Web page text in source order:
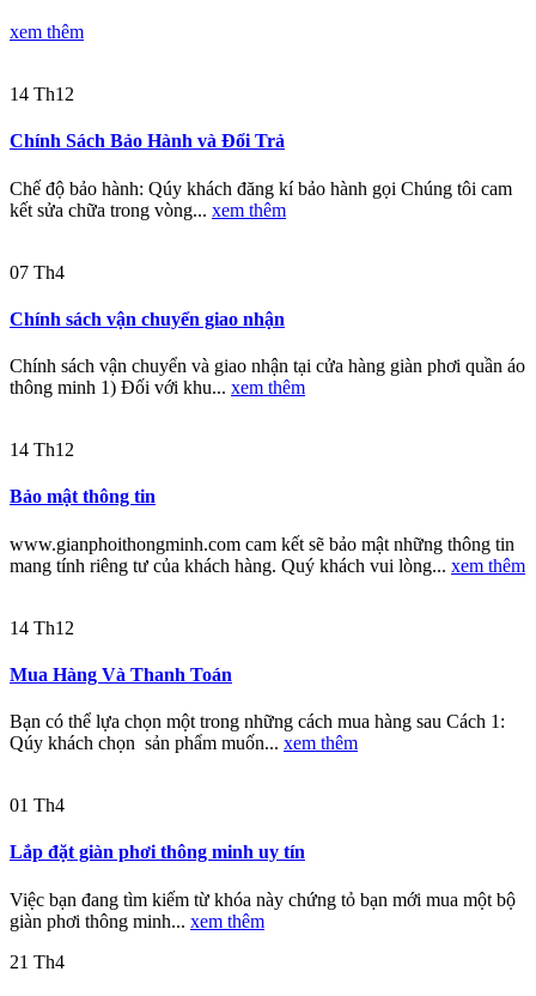
xem thêm
14 Th12
Chính Sách Bảo Hành và Đổi Trả
Chế độ bảo hành: Qúy khách đăng kí bảo hành gọi Chúng tôi cam
kết sửa chữa trong vòng... xem thêm
07 Th4
Chính sách vận chuyển giao nhận
Chính sách vận chuyển và giao nhận tại cửa hàng giàn phơi quần áo
thông minh 1) Đối với khu... xem thêm
14 Th12
Bảo mật thông tin
www.gianphoithongminh.com cam kết sẽ bảo mật những thông tin
mang tính riêng tư của khách hàng. Quý khách vui lòng... xem thêm
14 Th12
Mua Hàng Và Thanh Toán
Bạn có thể lựa chọn một trong những cách mua hàng sau Cách 1:
Qúy khách chọn sản phẩm muốn... xem thêm
01 Th4
Lắp đặt giàn phơi thông minh uy tín
Việc bạn đang tìm kiếm từ khóa này chứng tỏ bạn mới mua một bộ
giàn phơi thông minh... xem thêm
21 Th4